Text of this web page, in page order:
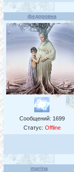
федоровна
Сообщений: 1699
Статус: Offline
marina